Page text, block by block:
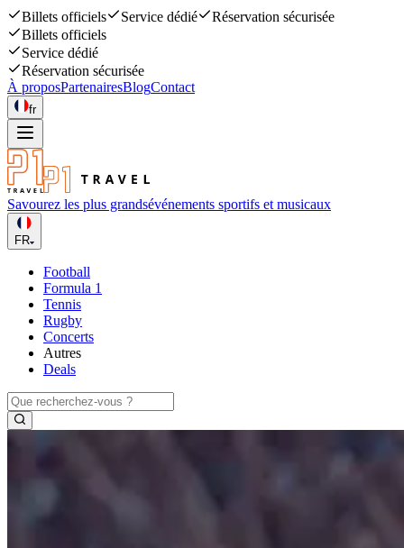
Billets officiels Service dédié
Réservation sécurisée
Billets officiels
Service dédié
Réservation sécurisée
À proposPartenairesBlogContact
fr
Savourez les plus grandsévénements sportifs et musicaux
FR
Football
Formula 1
Tennis
Rugby
Concerts
Autres
Deals